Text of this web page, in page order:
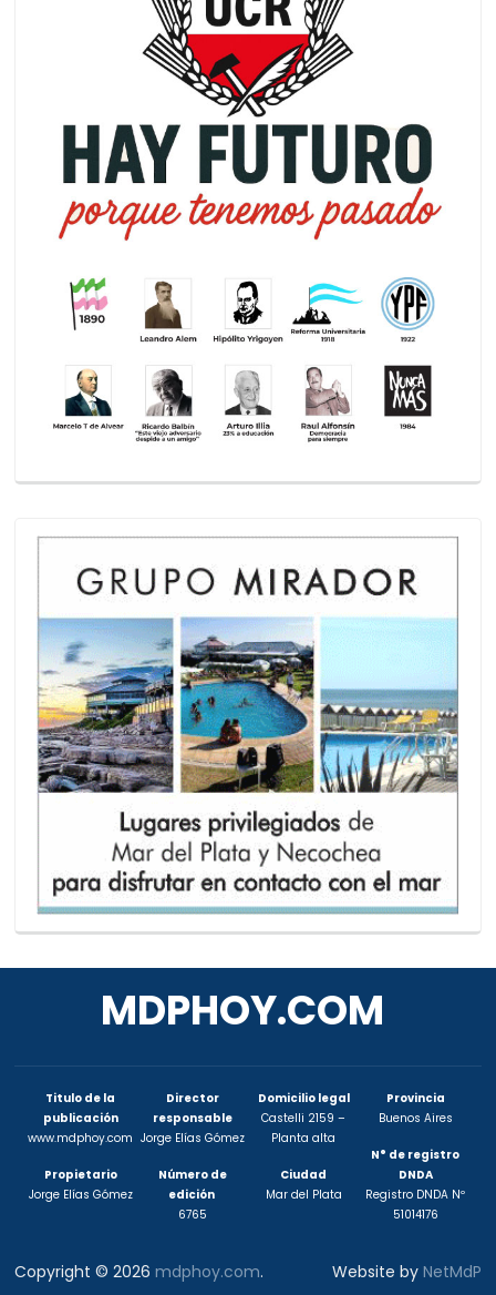
MDPHOY.COM
Titulo de la
publicación
www.mdphoy.com
Propietario
Jorge Elías Gómez
Director
responsable
Jorge Elías Gómez
Número de
edición
6765
Domicilio legal
Castelli 2159 –
Planta alta
Ciudad
Mar del Plata
Provincia
Buenos Aires
N° de registro
DNDA
Registro DNDA Nº
51014176
Copyright © 2026mdphoy.com. Website by NetMdP